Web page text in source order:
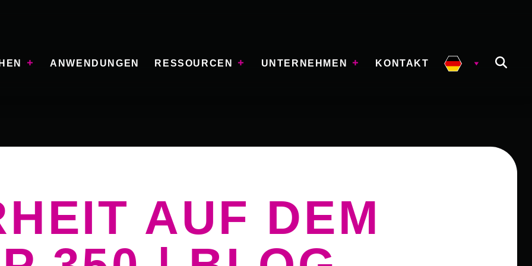
ANWENDUNGEN RESSOURCEN UNTERNEHMEN KONTAKT
AUF DEM